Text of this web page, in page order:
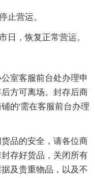
营运。
，恢复正常营运。
室客服前台处办理申
方可离场。封存后商
的'需在客服前台办理
品的安全，请各位商
存好货品，关闭所有
及贵重物品，以及不